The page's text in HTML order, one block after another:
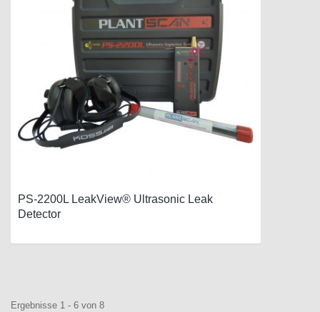
PS-2200L LeakView® Ultrasonic Leak
Detector
Ergebnisse 1 - 6 von 8